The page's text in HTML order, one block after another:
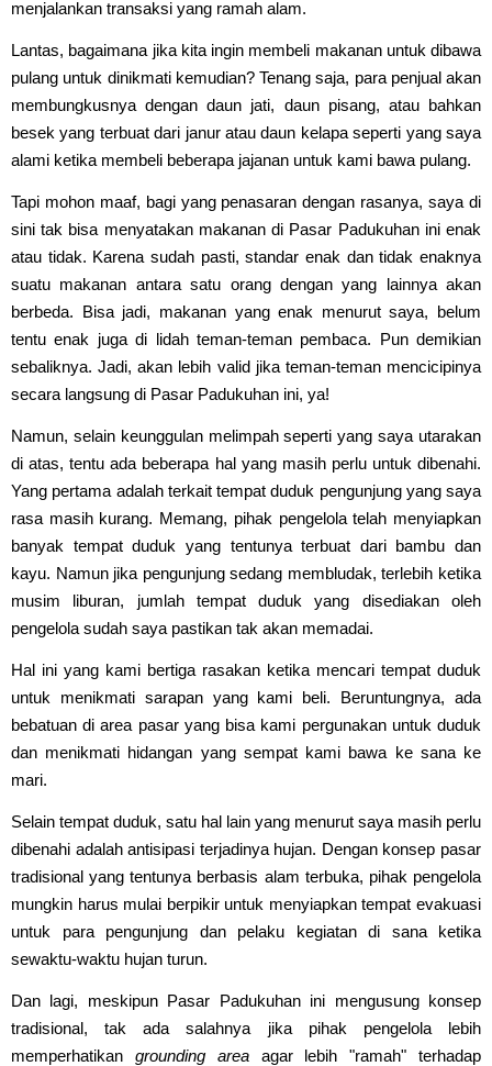
menjalankan transaksi yang ramah alam.
Lantas, bagaimana jika kita ingin membeli makanan untuk dibawa
pulang untuk dinikmati kemudian? Tenang saja, para penjual akan
membungkusnya dengan daun jati, daun pisang, atau bahkan
besek yang terbuat dari janur atau daun kelapa seperti yang saya
alami ketika membeli beberapa jajanan untuk kami bawa pulang.
Tapi mohon maaf, bagi yang penasaran dengan rasanya, saya di
sini tak bisa menyatakan makanan di Pasar Padukuhan ini enak
atau tidak. Karena sudah pasti, standar enak dan tidak enaknya
suatu makanan antara satu orang dengan yang lainnya akan
berbeda. Bisa jadi, makanan yang enak menurut saya, belum
tentu enak juga di lidah teman-teman pembaca. Pun demikian
sebaliknya. Jadi, akan lebih valid jika teman-teman mencicipinya
secara langsung di Pasar Padukuhan ini, ya!
Namun, selain keunggulan melimpah seperti yang saya utarakan
di atas, tentu ada beberapa hal yang masih perlu untuk dibenahi.
Yang pertama adalah terkait tempat duduk pengunjung yang saya
rasa masih kurang. Memang, pihak pengelola telah menyiapkan
banyak tempat duduk yang tentunya terbuat dari bambu dan
kayu. Namun jika pengunjung sedang membludak, terlebih ketika
musim liburan, jumlah tempat duduk yang disediakan oleh
pengelola sudah saya pastikan tak akan memadai.
Hal ini yang kami bertiga rasakan ketika mencari tempat duduk
untuk menikmati sarapan yang kami beli. Beruntungnya, ada
bebatuan di area pasar yang bisa kami pergunakan untuk duduk
dan menikmati hidangan yang sempat kami bawa ke sana ke
mari.
Selain tempat duduk, satu hal lain yang menurut saya masih perlu
dibenahi adalah antisipasi terjadinya hujan. Dengan konsep pasar
tradisional yang tentunya berbasis alam terbuka, pihak pengelola
mungkin harus mulai berpikir untuk menyiapkan tempat evakuasi
untuk para pengunjung dan pelaku kegiatan di sana ketika
sewaktu-waktu hujan turun.
Dan lagi, meskipun Pasar Padukuhan ini mengusung konsep
tradisional, tak ada salahnya jika pihak pengelola lebih
memperhatikan grounding areaagar lebih "ramah" terhadap